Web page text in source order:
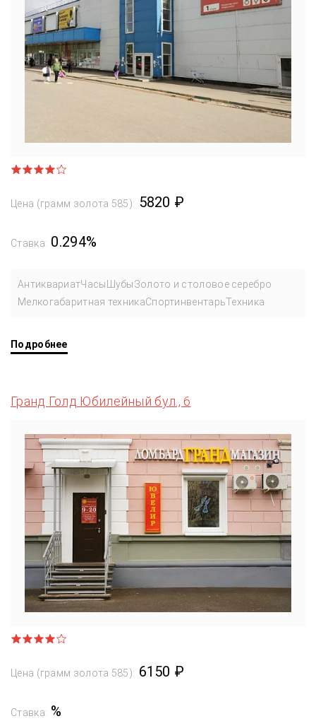
Цена (грамм золота 585): 5820 ₽
Ставка: 0.294%
АнтиквариатЧасы ШубыЗолото и столовое серебро
Мелкогабаритная техникаСпортинвентарьТехника
Подробнее
Гранд Голд Юбилейный бул., 6
Цена (грамм золота 585): 6150 ₽
Ставка: %